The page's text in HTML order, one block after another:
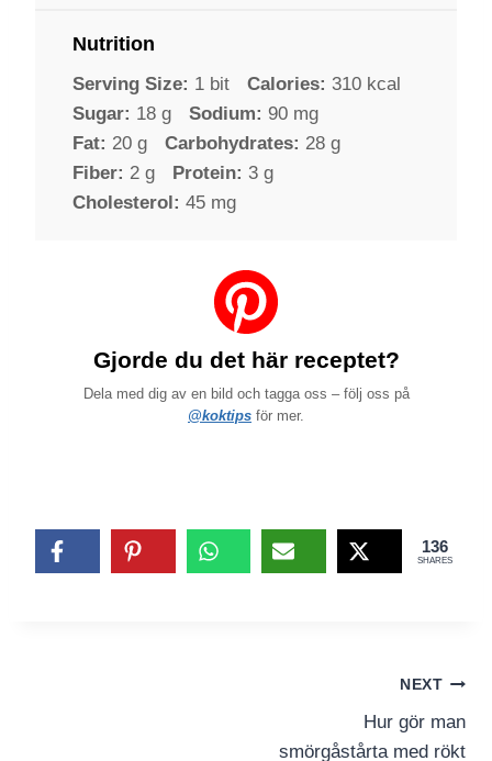
Nutrition
Serving Size: 1 bit Calories: 310 kcal
Sugar: 18 g Sodium: 90 mg
Fat: 20 g Carbohydrates: 28 g
Fiber: 2 g Protein: 3 g
Cholesterol: 45 mg
Gjorde du det här receptet?
Dela med dig av en bild och tagga oss – följ oss på
@koktips för mer.
136
SHARES
NEXT
Hur gör man
smörgåstårta med rökt